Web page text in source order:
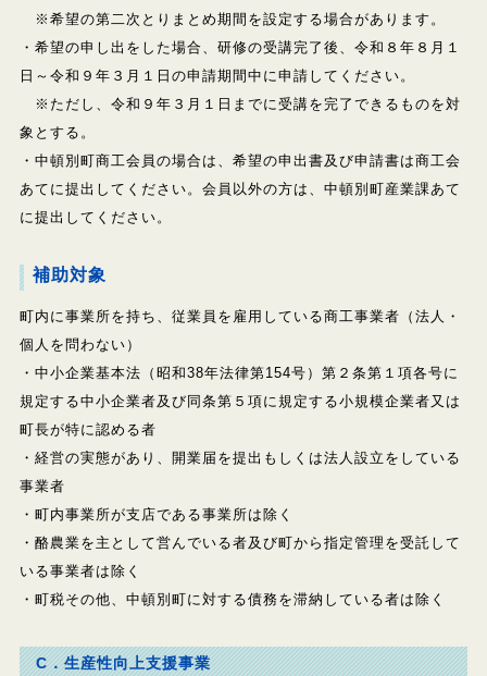
※希望の第二次とりまとめ期間を設定する場合があります。
・希望の申し出をした場合、研修の受講完了後、令和８年８月１
日～令和９年３月１日の申請期間中に申請してください。
※ただし、令和９年３月１日までに受講を完了できるものを対
象とする。
・中頓別町商工会員の場合は、希望の申出書及び申請書は商工会
あてに提出してください。会員以外の方は、中頓別町産業課あて
に提出してください。
補助対象
町内に事業所を持ち、従業員を雇用している商工事業者（法人・
個人を問わない）
・中小企業基本法（昭和38年法律第154号）第２条第１項各号に
規定する中小企業者及び同条第５項に規定する小規模企業者又は
町長が特に認める者
・経営の実態があり、開業届を提出もしくは法人設立をしている
事業者
・町内事業所が支店である事業所は除く
・酪農業を主として営んでいる者及び町から指定管理を受託して
いる事業者は除く
・町税その他、中頓別町に対する債務を滞納している者は除く
C．生産性向上支援事業